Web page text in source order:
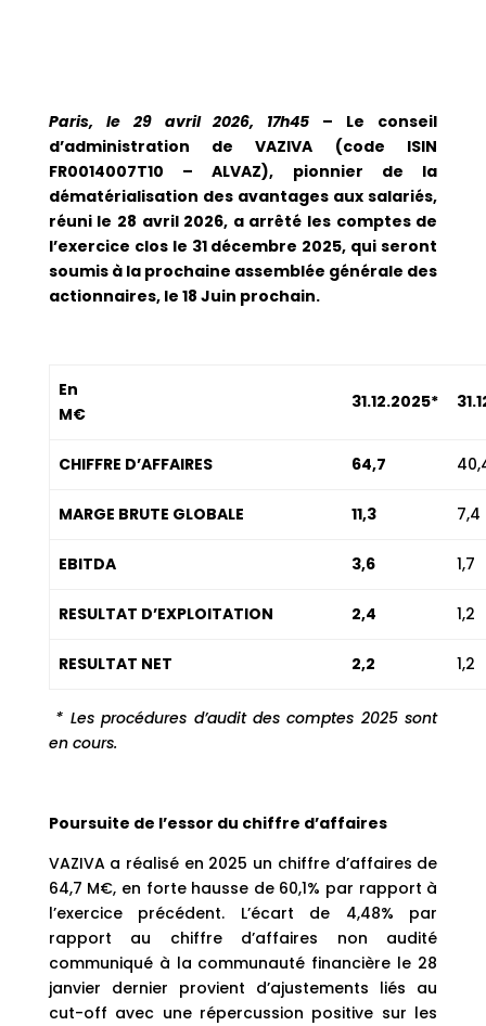
Paris, le 29 avril 2026, 17h45 – Le conseil
d’administration de VAZIVA (code ISIN
FR0014007T10 – ALVAZ), pionnier de la
dématérialisation des avantages aux salariés,
réuni le 28 avril 2026, a arrêté les comptes de
l’exercice clos le 31 décembre 2025, qui seront
soumis à la prochaine assemblée générale des
actionnaires, le 18 Juin prochain.
En
M€
31.12.2025*
CHIFFRE D’AFFAIRES 64,7
MARGE BRUTE GLOBALE 11,3 7,4
EBITDA 3,6 1,7
RESULTAT D’EXPLOITATION 2,4 1,2
RESULTAT NET 2,2 1,2
* Les procédures d’audit des comptes 2025 sont
en cours.
Poursuite de l’essor du chiffre d’affaires
VAZIVA a réalisé en 2025 un chiffre d’affaires de
64,7 M€, en forte hausse de 60,1% par rapport à
l’exercice précédent. L’écart de 4,48% par
rapport au chiffre d’affaires non audité
communiqué à la communauté financière le 28
janvier dernier provient d’ajustements liés au
cut-off avec une répercussion positive sur les